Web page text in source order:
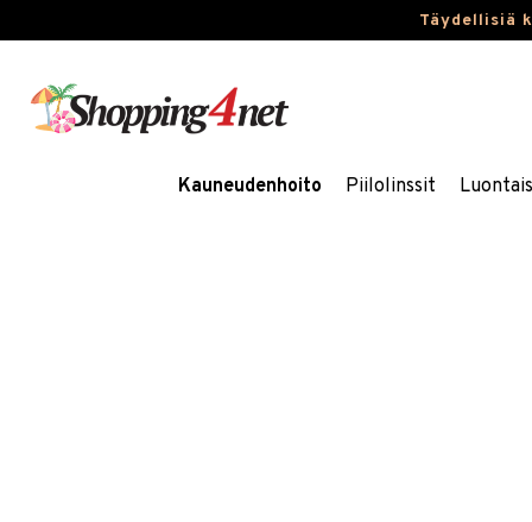
Täydellisiä
Kauneudenhoito Piilolinssit